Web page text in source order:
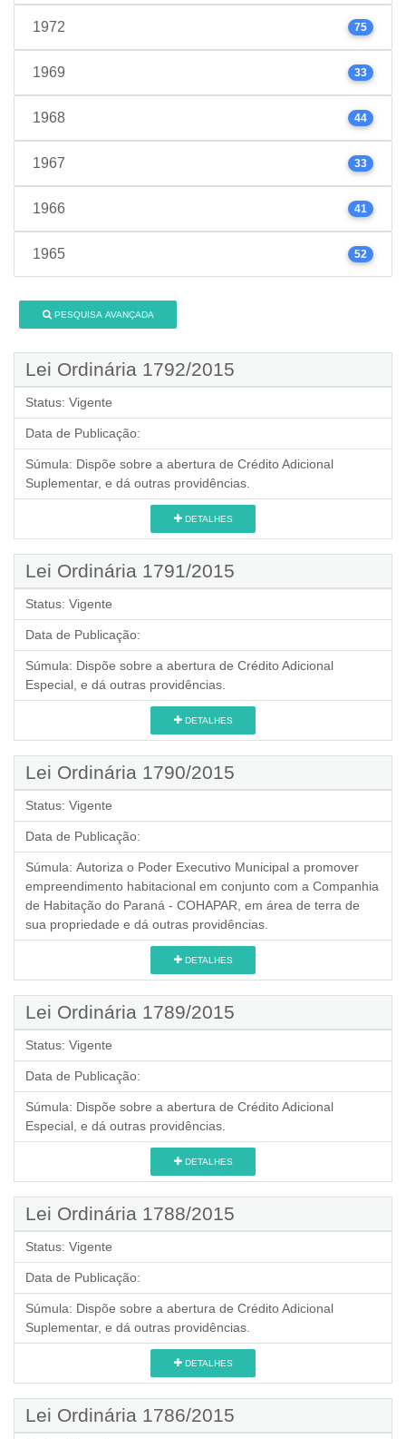
1972 75
1969 33
1968 44
1967 33
1966 41
1965 52
PESQUISA AVANÇADA
Lei Ordinária 1792/2015
Status: Vigente
Data de Publicação:
Súmula: Dispõe sobre a abertura de Crédito Adicional
Suplementar, e dá outras providências.
DETALHES
Lei Ordinária 1791/2015
Status: Vigente
Data de Publicação:
Súmula: Dispõe sobre a abertura de Crédito Adicional
Especial, e dá outras providências.
DETALHES
Lei Ordinária 1790/2015
Status: Vigente
Data de Publicação:
Súmula: Autoriza o Poder Executivo Municipal a promover
empreendimento habitacional em conjunto com a Companhia
de Habitação do Paraná - COHAPAR, em área de terra de
sua propriedade e dá outras providências.
DETALHES
Lei Ordinária 1789/2015
Status: Vigente
Data de Publicação:
Súmula: Dispõe sobre a abertura de Crédito Adicional
Especial, e dá outras providências.
DETALHES
Lei Ordinária 1788/2015
Status: Vigente
Data de Publicação:
Súmula: Dispõe sobre a abertura de Crédito Adicional
Suplementar, e dá outras providências.
DETALHES
Lei Ordinária 1786/2015